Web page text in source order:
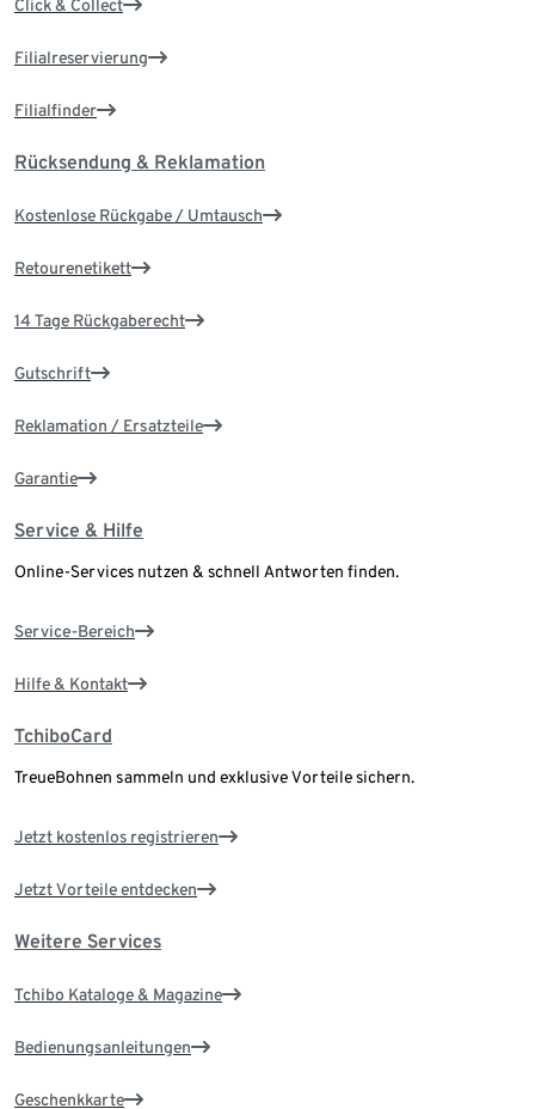
Click & Collect
Filialreservierung
Filialfinder
Rücksendung & Reklamation
Kostenlose Rückgabe / Umtausch
Retourenetikett
14 Tage Rückgaberecht
Gutschrift
Reklamation / Ersatzteile
Garantie
Service & Hilfe
Online-Services nutzen & schnell Antworten finden.
Service-Bereich
Hilfe & Kontakt
TchiboCard
TreueBohnen sammeln und exklusive Vorteile sichern.
Jetzt kostenlos registrieren
Jetzt Vorteile entdecken
Weitere Services
Tchibo Kataloge & Magazine
Bedienungsanleitungen
Geschenkkarte